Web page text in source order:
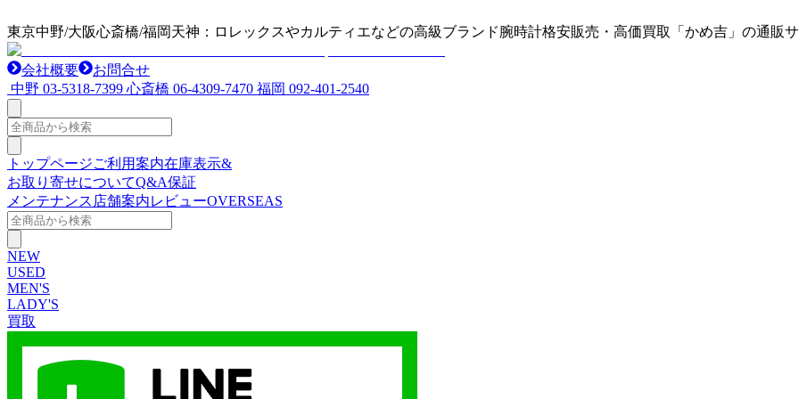
東京中野/大阪心斎橋/福岡天神：ロレックスやカルティエなどの高級ブランド腕時計格安販売・高価買取「かめ吉」の通販
会社概要
お問合せ
中野 03-5318-7399 心斎橋 06-4309-7470 福岡 092-401-2540
トップページご利用案内在庫表示&
お取り寄せについてQ&A保証
メンテナンス 店舗案内レビューOVERSEAS
NEW
USED
MEN'S
LADY'S
買取